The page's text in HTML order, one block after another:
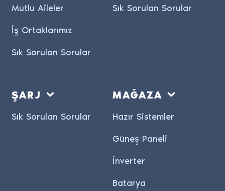
Mutlu Aileler
İş Ortaklarımız
Sık Sorulan Sorular
Sık Sorulan Sorular
ŞARJ
Sık Sorulan Sorular
MAĞAZA
Hazır Sistemler
Güneş Paneli
İnverter
Batarya